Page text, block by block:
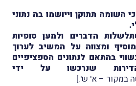
השומה תתוקן וייושמו בה נתוני
הדברים ולמען סופיות
ומצווה על המשיב לערוך
בהתאם לנתונים הספציפיים
שנרכשו על ידי
במקור – א' ש'.]